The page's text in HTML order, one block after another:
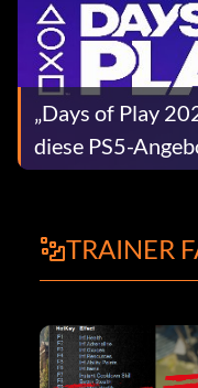
„Days of Play
diese PS5-
TRAINER